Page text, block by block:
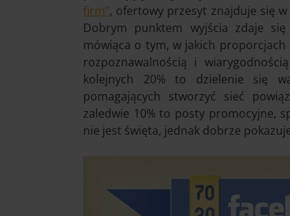
firm”, ofertowy przesyt znajduje się
Dobrym punktem wyjścia zdaje się
mówiąca o tym, w jakich
rozpoznawalnością i
kolejnych 20% to dzielenie się
pomagających stworzyć sieć
zaledwie 10% to posty promocyjne,
nie jest święta, jednak dobrze